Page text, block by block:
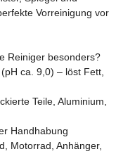
Vorreinigung vor
Reiniger besonders?
ca. 9,0) – löst Fett,
Teile, Aluminium,
Handhabung
Motorrad, Anhänger,